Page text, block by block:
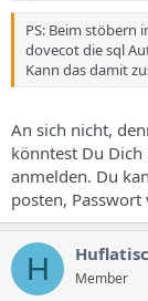
PS: Beim stöbern
dovecot die sql
Kann das damit
An sich nicht,
könntest Du
anmelden. Du
posten,
H Member